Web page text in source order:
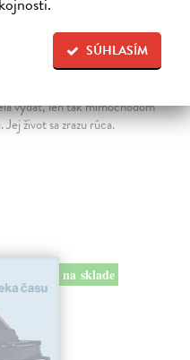
SÚHLASÍM
vydať, len tak mimochodom
Jej život sa zrazu rúca.
na sklade